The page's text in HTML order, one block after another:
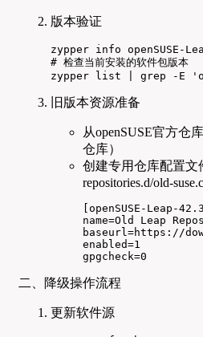
版本验证
zypper info openSUSE-
# 检查当前安装的软件包版本
zypper list | grep -E
旧版本资源准备
从openSUSE官方仓
仓库）
创建专用仓库配置文
repositories.d/old-
[openSUSE-Leap-
name=Old Leap
baseurl=https://
enabled=1
gpgcheck=0
二、降级操作流程
更新软件源